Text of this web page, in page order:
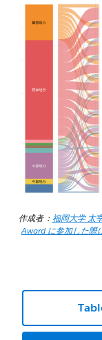
作成者： 福岡大学 太
Award に参加した際